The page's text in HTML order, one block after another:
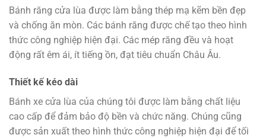
Bánh răng cửa lùa được làm bằng thép mạ kẽm bền đẹp
và chống ăn mòn. Các bánh răng được chế tạo theo hình
thức công nghiệp hiện đại. Các mép răng đều và hoạt
động rất êm ái, ít tiếng ồn, đạt tiêu chuẩn Châu Âu.
Thiết kế kéo dài
Bánh xe cửa lùa của chúng tôi được làm bằng chất liệu
cao cấp để đảm bảo độ bền và chức năng. Chúng cũng
được sản xuất theo hình thức công nghiệp hiện đại để tối